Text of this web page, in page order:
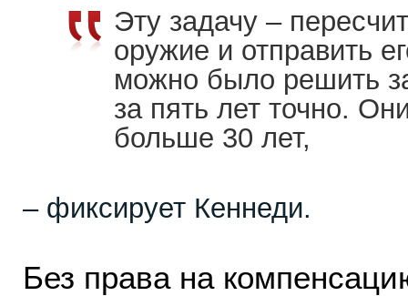
Эту задачу –
оружие и отправить
можно было решить
за пять лет точно.
больше 30 лет,
– фиксирует Кеннеди.
Без права на